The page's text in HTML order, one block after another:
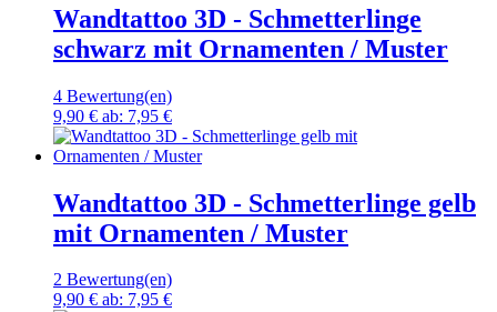
Wandtattoo 3D - Schmetterlinge
schwarz mit Ornamenten / Muster
4 Bewertung(en)
9,90 € ab: 7,95 €
Wandtattoo 3D - Schmetterlinge gelb
mit Ornamenten / Muster
2 Bewertung(en)
9,90 € ab: 7,95 €